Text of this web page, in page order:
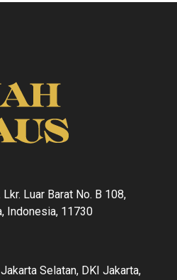
Luar Barat No. B 108,
Indonesia, 11730
Selatan, DKI Jakarta,